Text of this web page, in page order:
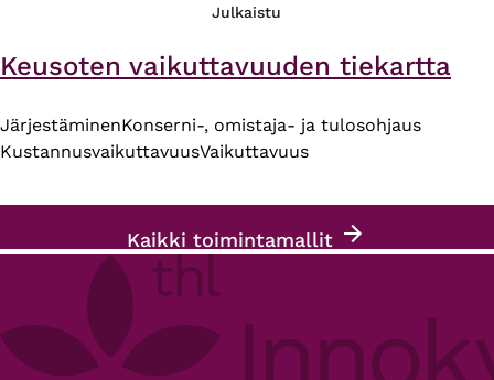
Julkaistu
Keusoten vaikuttavuuden tiekartta
JärjestäminenKonserni-, omistaja- ja tulosohjaus
KustannusvaikuttavuusVaikuttavuus
Kaikki toimintamallit